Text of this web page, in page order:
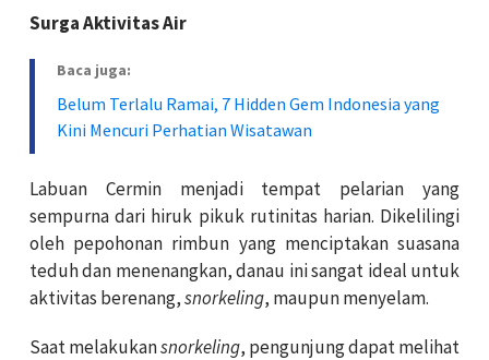
Surga Aktivitas Air
Baca juga:
Belum Terlalu Ramai, 7 Hidden Gem Indonesia yang
Kini Mencuri Perhatian Wisatawan
Labuan Cermin menjadi tempat pelarian yang
sempurna dari hiruk pikuk rutinitas harian. Dikelilingi
oleh pepohonan rimbun yang menciptakan suasana
teduh dan menenangkan, danau ini sangat ideal untuk
aktivitas berenang,snorkeling, maupun menyelam.
Saat melakukansnorkeling, pengunjung dapat melihat